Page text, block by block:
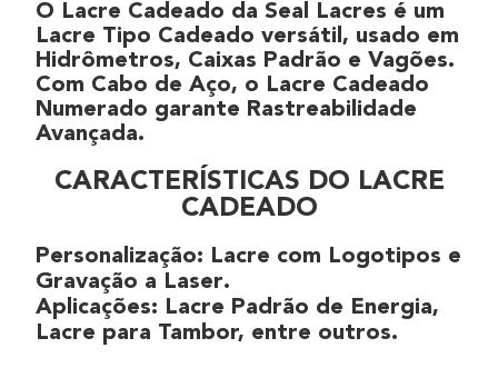
O Lacre Cadeado da Seal Lacres é um
Lacre Tipo Cadeado versátil, usado em
Hidrômetros, Caixas Padrão e Vagões.
Com Cabo de Aço, o Lacre Cadeado
Numerado garante Rastreabilidade
Avançada.
CARACTERÍSTICAS DO LACRE
CADEADO
Personalização: Lacre com Logotipos e
Gravação a Laser.
Aplicações: Lacre Padrão de Energia,
Lacre para Tambor, entre outros.